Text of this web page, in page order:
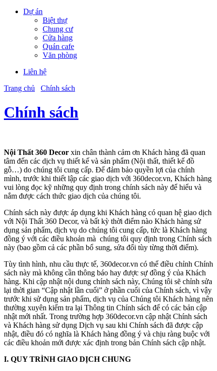
Dự án
Biệt thự
Chung cư
Cửa hàng
Quán cafe
Văn phòng
Liên hệ
Trang chủ
Chính sách
Chính sách
Nội Thất 360 Decor xin chân thành cảm ơn Khách hàng đã quan
tâm đến các dịch vụ thiết kế và sản phẩm (Nội thất, thiết kế đồ
gỗ…) do chúng tôi cung cấp. Để đảm bảo quyền lợi của chính
mình, trước khi thiết lập các giao dịch với 360decor.vn, Khách hàng
vui lòng đọc kỹ những quy định trong chính sách này để hiểu và
nắm được cách thức giao dịch của chúng tôi.
Chính sách này được áp dụng khi Khách hàng có quan hệ giao dịch
với Nội Thất 360 Decor, và bất kỳ thời điểm nào Khách hàng sử
dụng sản phẩm, dịch vụ do chúng tôi cung cấp, tức là Khách hàng
đồng ý với các điều khoản mà chúng tôi quy định trong Chính sách
này (bao gồm cả các phần bổ sung, sửa đổi tùy từng thời điểm).
Tùy tình hình, nhu cầu thực tế, 360decor.vn có thể điều chỉnh Chính
sách này mà không cần thông báo hay được sự đồng ý của Khách
hàng. Khi cập nhật nội dung chính sách này, Chúng tôi sẽ chỉnh sửa
lại thời gian “Cập nhật lần cuối” ở phần cuối của Chính sách, vì vậy
trước khi sử dụng sản phẩm, dịch vụ của Chúng tôi Khách hàng nên
thường xuyên kiểm tra lại Thông tin Chính sách để có các bản cập
nhật mới nhất. Trong trường hợp 360decor.vn cập nhật Chính sách
và Khách hàng sử dụng Dịch vụ sau khi Chính sách đã được cập
nhật, điều đó có nghĩa là Khách hàng đồng ý và chịu ràng buộc với
các điều khoản mới được xác định trong bản Chính sách cập nhật.
I. QUY TRÌNH GIAO DỊCH CHUNG